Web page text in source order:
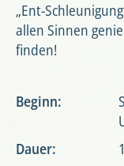
„Ent-
allen Sinnen
finden!
Beginn:
Dauer: